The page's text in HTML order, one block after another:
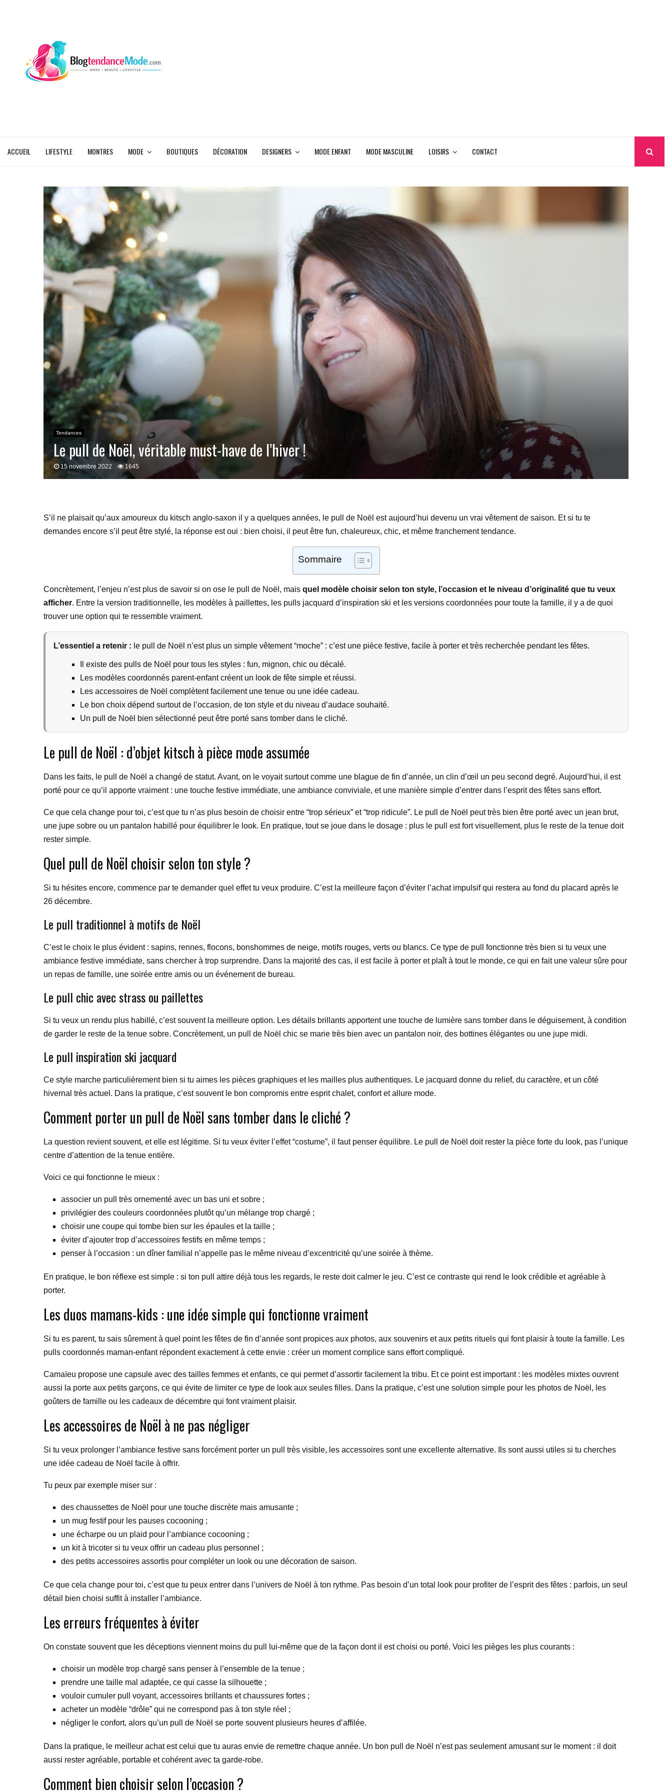
ACCUEIL LIFESTYLE MONTRES MODE BOUTIQUES DÉCORATION DESIGNERS MODE ENFANT MODE MASCULINE LOISIRS CONTACT
Tendances
Le pull de Noël, véritable must-have de l’hiver !
15 novembre 2022 1645
S’il ne plaisait qu’aux amoureux du kitsch anglo-saxon il y a quelques années, le pull de Noël est aujourd’hui devenu un vrai vêtement de saison. Et si tu te
demandes encore s’il peut être stylé, la réponse est oui : bien choisi, il peut être fun, chaleureux, chic, et même franchement tendance.
Sommaire
Concrètement, l’enjeu n’est plus de savoir si on ose le pull de Noël, mais quel modèle choisir selon ton style, l’occasion et le niveau d’originalité que tu veux
afficher. Entre la version traditionnelle, les modèles à paillettes, les pulls jacquard d’inspiration ski et les versions coordonnées pour toute la famille, il y a de quoi
trouver une option qui te ressemble vraiment.
L’essentiel a retenir : le pull de Noël n’est plus un simple vêtement “moche” : c’est une pièce festive, facile à porter et très recherchée pendant les fêtes.
Il existe des pulls de Noël pour tous les styles : fun, mignon, chic ou décalé.
Les modèles coordonnés parent-enfant créent un look de fête simple et réussi.
Les accessoires de Noël complètent facilement une tenue ou une idée cadeau.
Le bon choix dépend surtout de l’occasion, de ton style et du niveau d’audace souhaité.
Un pull de Noël bien sélectionné peut être porté sans tomber dans le cliché.
Le pull de Noël : d’objet kitsch à pièce mode assumée
Dans les faits, le pull de Noël a changé de statut. Avant, on le voyait surtout comme une blague de fin d’année, un clin d’œil un peu second degré. Aujourd’hui, il est
porté pour ce qu’il apporte vraiment : une touche festive immédiate, une ambiance conviviale, et une manière simple d’entrer dans l’esprit des fêtes sans effort.
Ce que cela change pour toi, c’est que tu n’as plus besoin de choisir entre “trop sérieux” et “trop ridicule”. Le pull de Noël peut très bien être porté avec un jean brut,
une jupe sobre ou un pantalon habillé pour équilibrer le look. En pratique, tout se joue dans le dosage : plus le pull est fort visuellement, plus le reste de la tenue doit
rester simple.
Quel pull de Noël choisir selon ton style ?
Si tu hésites encore, commence par te demander quel effet tu veux produire. C’est la meilleure façon d’éviter l’achat impulsif qui restera au fond du placard après le
26 décembre.
Le pull traditionnel à motifs de Noël
C’est le choix le plus évident : sapins, rennes, flocons, bonshommes de neige, motifs rouges, verts ou blancs. Ce type de pull fonctionne très bien si tu veux une
ambiance festive immédiate, sans chercher à trop surprendre. Dans la majorité des cas, il est facile à porter et plaît à tout le monde, ce qui en fait une valeur sûre pour
un repas de famille, une soirée entre amis ou un événement de bureau.
Le pull chic avec strass ou paillettes
Si tu veux un rendu plus habillé, c’est souvent la meilleure option. Les détails brillants apportent une touche de lumière sans tomber dans le déguisement, à condition
de garder le reste de la tenue sobre. Concrètement, un pull de Noël chic se marie très bien avec un pantalon noir, des bottines élégantes ou une jupe midi.
Le pull inspiration ski jacquard
Ce style marche particulièrement bien si tu aimes les pièces graphiques et les mailles plus authentiques. Le jacquard donne du relief, du caractère, et un côté
hivernal très actuel. Dans la pratique, c’est souvent le bon compromis entre esprit chalet, confort et allure mode.
Comment porter un pull de Noël sans tomber dans le cliché ?
La question revient souvent, et elle est légitime. Si tu veux éviter l’effet “costume”, il faut penser équilibre. Le pull de Noël doit rester la pièce forte du look, pas l’unique
centre d’attention de la tenue entière.
Voici ce qui fonctionne le mieux :
associer un pull très ornementé avec un bas uni et sobre ;
privilégier des couleurs coordonnées plutôt qu’un mélange trop chargé ;
choisir une coupe qui tombe bien sur les épaules et la taille ;
éviter d’ajouter trop d’accessoires festifs en même temps ;
penser à l’occasion : un dîner familial n’appelle pas le même niveau d’excentricité qu’une soirée à thème.
En pratique, le bon réflexe est simple : si ton pull attire déjà tous les regards, le reste doit calmer le jeu. C’est ce contraste qui rend le look crédible et agréable à
porter.
Les duos mamans-kids : une idée simple qui fonctionne vraiment
Si tu es parent, tu sais sûrement à quel point les fêtes de fin d’année sont propices aux photos, aux souvenirs et aux petits rituels qui font plaisir à toute la famille. Les
pulls coordonnés maman-enfant répondent exactement à cette envie : créer un moment complice sans effort compliqué.
Camaïeu propose une capsule avec des tailles femmes et enfants, ce qui permet d’assortir facilement la tribu. Et ce point est important : les modèles mixtes ouvrent
aussi la porte aux petits garçons, ce qui évite de limiter ce type de look aux seules filles. Dans la pratique, c’est une solution simple pour les photos de Noël, les
goûters de famille ou les cadeaux de décembre qui font vraiment plaisir.
Les accessoires de Noël à ne pas négliger
Si tu veux prolonger l’ambiance festive sans forcément porter un pull très visible, les accessoires sont une excellente alternative. Ils sont aussi utiles si tu cherches
une idée cadeau de Noël facile à offrir.
Tu peux par exemple miser sur :
des chaussettes de Noël pour une touche discrète mais amusante ;
un mug festif pour les pauses cocooning ;
une écharpe ou un plaid pour l’ambiance cocooning ;
un kit à tricoter si tu veux offrir un cadeau plus personnel ;
des petits accessoires assortis pour compléter un look ou une décoration de saison.
Ce que cela change pour toi, c’est que tu peux entrer dans l’univers de Noël à ton rythme. Pas besoin d’un total look pour profiter de l’esprit des fêtes : parfois, un seul
détail bien choisi suffit à installer l’ambiance.
Les erreurs fréquentes à éviter
On constate souvent que les déceptions viennent moins du pull lui-même que de la façon dont il est choisi ou porté. Voici les pièges les plus courants :
choisir un modèle trop chargé sans penser à l’ensemble de la tenue ;
prendre une taille mal adaptée, ce qui casse la silhouette ;
vouloir cumuler pull voyant, accessoires brillants et chaussures fortes ;
acheter un modèle “drôle” qui ne correspond pas à ton style réel ;
négliger le confort, alors qu’un pull de Noël se porte souvent plusieurs heures d’affilée.
Dans la pratique, le meilleur achat est celui que tu auras envie de remettre chaque année. Un bon pull de Noël n’est pas seulement amusant sur le moment : il doit
aussi rester agréable, portable et cohérent avec ta garde-robe.
Comment bien choisir selon l’occasion ?